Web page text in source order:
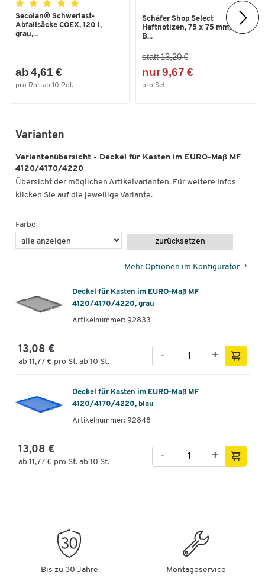
Secolan® Schwerlast-
Abfallsäcke COEX, 120 l,
grau,...
ab 4,61 €
pro Rol. ab 10 Rol.
Schäfer Shop Select
Haftnotizen, 75 x 75 mm, 100
B...
statt 13,20 €
nur 9,67 €
pro Set
Varianten
Variantenübersicht - Deckel für Kasten im EURO-Maß MF
4120/4170/4220
Übersicht der möglichen Artikelvarianten. Für weitere Infos
klicken Sie auf die jeweilige Variante.
Farbe
zurücksetzen
Mehr Optionen im Konfigurator
Deckel für Kasten im EURO-Maß MF
4120/4170/4220, grau
Artikelnummer: 92833
13,08 €
ab 11,77 € pro St. ab 10 St.
+
-
Deckel für Kasten im EURO-Maß MF
4120/4170/4220, blau
Artikelnummer: 92848
13,08 €
ab 11,77 € pro St. ab 10 St.
+
-
Bis zu 30 Jahre
Montageservice